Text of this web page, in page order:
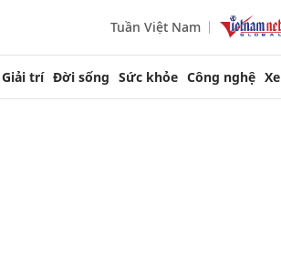
Tuần Việt Nam
trí Đời sống Sức khỏe Công nghệ Xe